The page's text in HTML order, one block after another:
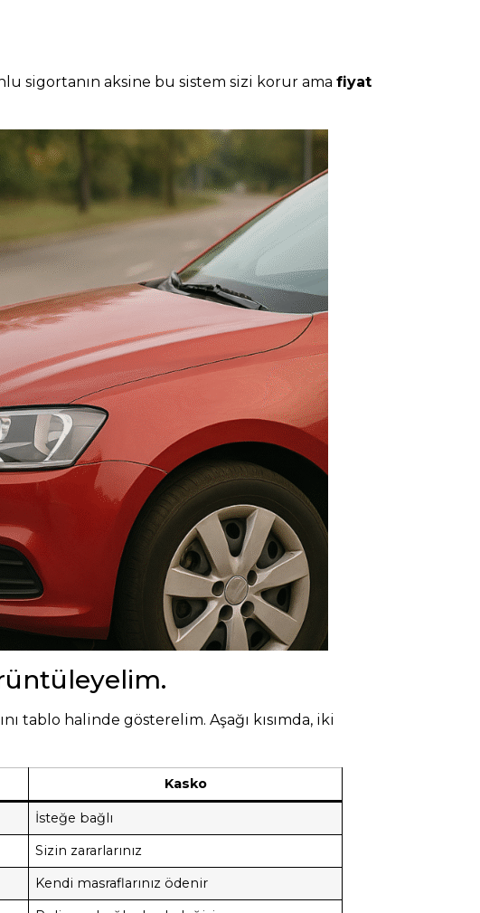
sigortanın aksine bu sistem sizi korur ama fiyat
tablo halinde gösterelim. Aşağı kısımda, iki
Kasko
İsteğe bağlı
Sizin zararlarınız
Kendi masraflarınız ödenir